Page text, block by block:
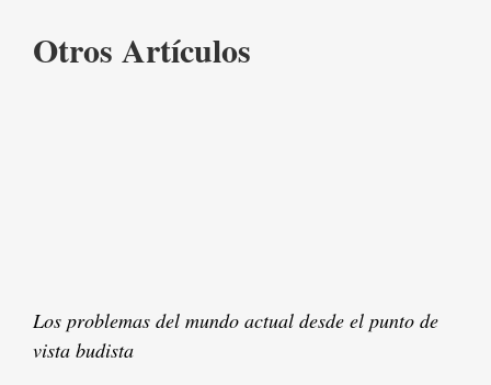
Otros Artículos
Los problemas del mundo actual desde el punto de
vista budista